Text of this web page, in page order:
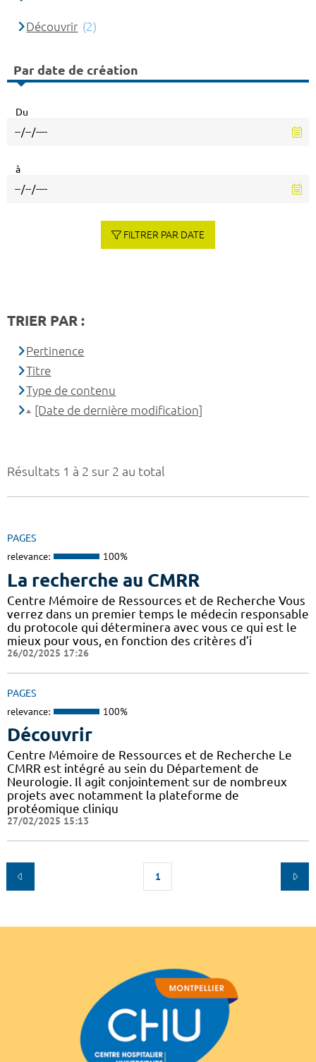
Résultats 1 à 2 sur 2 au total
PAGES
relevance: 100%
La recherche au CMRR
Centre Mémoire de Ressources et de Recherche Vous
verrez dans un premier temps le médecin responsable
du protocole qui déterminera avec vous ce qui est le
mieux pour vous, en fonction des critères d’i
26/02/2025 17:26
PAGES
relevance: 100%
Découvrir
Centre Mémoire de Ressources et de Recherche Le
CMRR est intégré au sein du Département de
Neurologie. Il agit conjointement sur de nombreux
projets avec notamment la plateforme de
protéomique cliniqu
27/02/2025 15:13
1
Découvrir (2)
Par date de création
Du
à
FILTRER PAR DATE
TRIER PAR :
Pertinence
Titre
Type de contenu
[Date de dernière modification]